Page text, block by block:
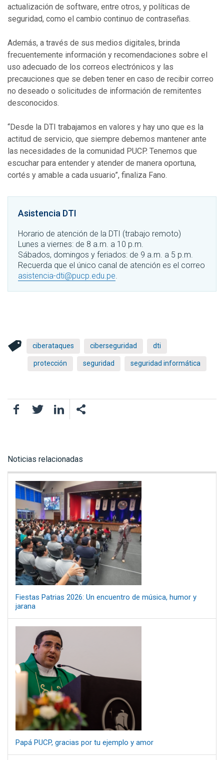
actualización de software, entre otros, y políticas de
seguridad, como el cambio continuo de contraseñas.
Además, a través de sus medios digitales, brinda
frecuentemente información y recomendaciones sobre el
uso adecuado de los correos electrónicos y las
precauciones que se deben tener en caso de recibir correo
no deseado o solicitudes de información de remitentes
desconocidos.
“Desde la DTI trabajamos en valores y hay uno que es la
actitud de servicio, que siempre debemos mantener ante
las necesidades de la comunidad PUCP. Tenemos que
escuchar para entender y atender de manera oportuna,
cortés y amable a cada usuario”, finaliza Fano.
Asistencia DTI
Horario de atención de la DTI (trabajo remoto)
Lunes a viernes: de 8 a.m. a 10 p.m.
Sábados, domingos y feriados: de 9 a.m. a 5 p.m.
Recuerda que el único canal de atención es el correo
asistencia-dti@pucp.edu.pe
ciberataques ciberseguridad dti
protección seguridad seguridad informática
FacebookTwitter LinkedIn
Noticias relacionadas
Fiestas Patrias 2026: Un encuentro de música, humor y
jarana
Papá PUCP, gracias por tu ejemplo y amor